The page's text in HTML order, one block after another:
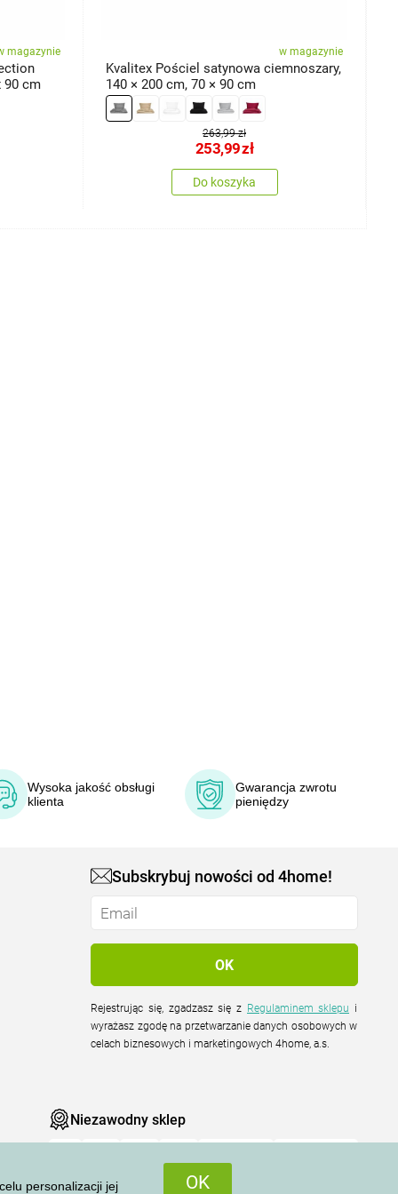
personalizacji jej
OK
magazynie
90 cm
w magazynie
Kvalitex Pościel satynowa ciemnoszary,
140 × 200 cm, 70 × 90 cm
263,99 zł
253,99zł
Do koszyka
Wysoka jakość obsługi
klienta
Gwarancja zwrotu
pieniędzy
Subskrybuj nowości od 4home!
Rejestrując się, zgadzasz się z Regulaminem sklepu
wyrażasz zgodę na przetwarzanie danych osobowych w
celach biznesowych i marketingowych 4home, a.s.
Niezawodny sklep